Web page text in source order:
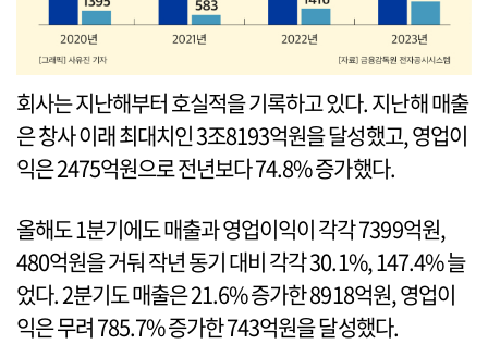
회사는 지난해부터 호실적을 기록하고 있다. 지난해 매출
은 창사 이래 최대치인 3조8193억원을 달성했고, 영업이
익은 2475억원으로 전년보다 74.8% 증가했다.
올해도 1분기에도 매출과 영업이익이 각각 7399억원,
480억원을 거둬 작년 동기 대비 각각 30.1%, 147.4% 늘
었다. 2분기도 매출은 21.6% 증가한 8918억원, 영업이
익은 무려 785.7% 증가한 743억원을 달성했다.